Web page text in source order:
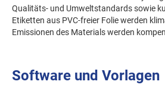
Qualitäts- und Umweltstandards sowie
Etiketten aus PVC-freier Folie werden
Emissionen des Materials werden
Software und Vorlagen